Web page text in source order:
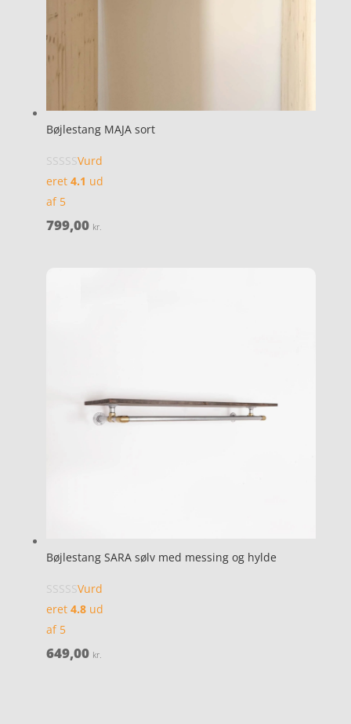
Bøjlestang MAJA sort
Vurd
eret 4.1 ud
af 5
799,00 kr.
Bøjlestang SARA sølv med messing og hylde
Vurd
eret 4.8ud
af 5
649,00 kr.